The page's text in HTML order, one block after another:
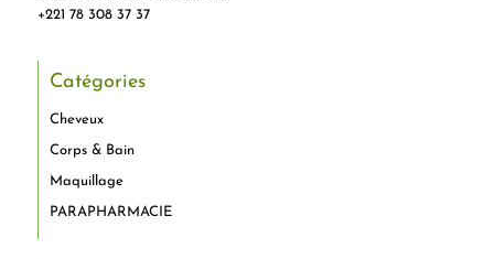
+221 78 308 37 37
Catégories
Cheveux
Corps & Bain
Maquillage
PARAPHARMACIE